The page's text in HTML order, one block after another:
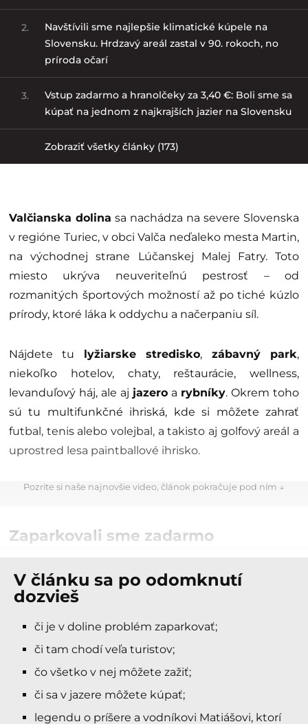
2.
Navštívili sme najlepšie klimatické kúpele na
Slovensku. Hrdzavý areál zastal v 90. rokoch, no
príroda očarí
3.
Vstup zadarmo a hranolčeky za 3,40 €: Boli sme sa
kúpať na jednom z najkrajších jazier na Slovensku
Zobraziť všetky články (173)
Valčianska dolina sa nachádza na severe Slovenska
v regióne Turiec, v obci Valča neďaleko mesta Martin,
na východnej strane Lúčanskej Malej Fatry. Toto
miesto ukrýva neuveriteľnú pestrosť – od
rozmanitých športových možností až po tiché kúzlo
prírody, ktoré láka k oddychu a načerpaniu síl.
Nájdete tu lyžiarske stredisko, zábavný park,
niekoľko hotelov, chaty, reštaurácie, wellness,
levanduľový háj, ale aj jazero a rybníky. Okrem toho
sú tu multifunkčné ihriská, kde si môžete zahrať
futbal, tenis alebo volejbal, a takisto aj golfový areál a
uprostred lesa paintballové ihrisko.
Pozrite si naše najnovšie video, článok pokračuje pod ním ↓
Zaparkovali sme zadarmo
V článku sa po odomknutí
dozvieš
či je v doline problém zaparkovať;
či tam chodí veľa turistov;
čo všetko v nej môžete zažiť;
či sa v jazere môžete kúpať;
legendu o príšere a vodníkovi Matiášovi, ktorí